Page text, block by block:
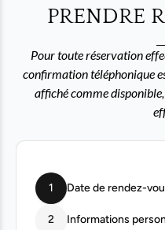
PRENDRE
Pour toute réservation
confirmation téléphonique
affiché comme